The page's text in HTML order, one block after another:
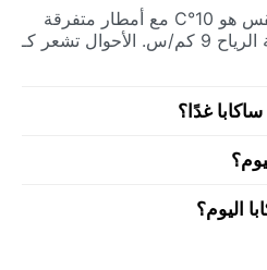
الآن في ساكابا، بوليفيا، الطقس هو 10°C مع أمطار متفرقة
قريبة. الرطوبة 78% وسرعة الرياح 9 كم/س. الأحوال تشعر كـ
غدًا؟
اليوم؟